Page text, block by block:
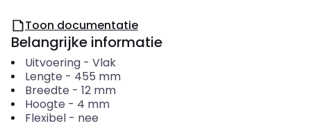
Toon documentatie
Belangrijke informatie
Uitvoering- Vlak
Lengte - 455 mm
Breedte - 12 mm
Hoogte - 4 mm
Flexibel- nee